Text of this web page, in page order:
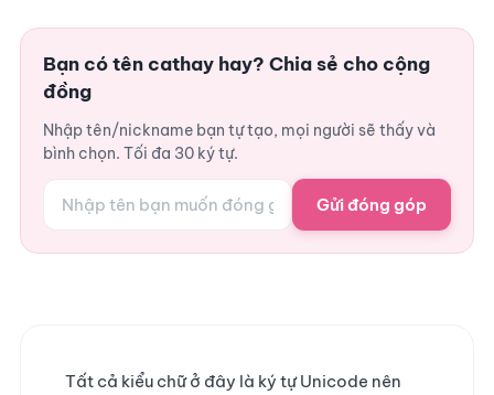
Bạn có tên cathay hay? Chia sẻ cho cộng
đồng
Nhập tên/nickname bạn tự tạo, mọi người sẽ thấy và
bình chọn. Tối đa 30 ký tự.
Gửi đóng góp
Tất cả kiểu chữ ở đây là ký tự Unicode nên